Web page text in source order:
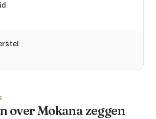
over Mokana zeggen